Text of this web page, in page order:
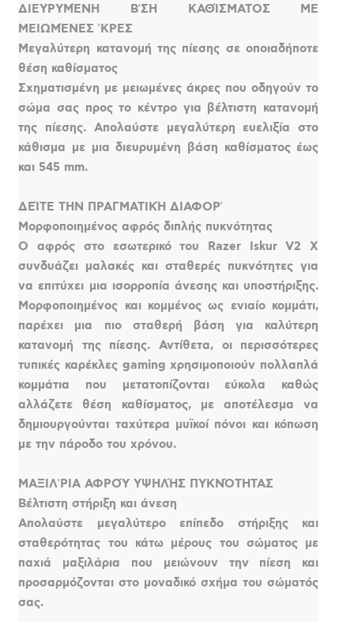
ΔΙΕΥΡΥΜΈΝΗ ΒʼΣΗ ΚΑΘΊΣΜΑΤΟΣ ΜΕ
ΜΕΙΩΜΈΝΕΣ ʼΚΡΕΣ
Μεγαλύτερη κατανομή της πίεσης σε οποιαδήποτε
θέση καθίσματος
Σχηματισμένη με μειωμένες άκρες που οδηγούν το
σώμα σας προς το κέντρο για βέλτιστη κατανομή
της πίεσης. Απολαύστε μεγαλύτερη ευελιξία στο
κάθισμα με μια διευρυμένη βάση καθίσματος έως
και 545 mm.
ΔΕΊΤΕ ΤΗΝ ΠΡΑΓΜΑΤΙΚΉ ΔΙΑΦΟΡʼ
Μορφοποιημένος αφρός διπλής πυκνότητας
Ο αφρός στο εσωτερικό του Razer Iskur V2 X
συνδυάζει μαλακές και σταθερές πυκνότητες για
να επιτύχει μια ισορροπία άνεσης και υποστήριξης.
Μορφοποιημένος και κομμένος ως ενιαίο κομμάτι,
παρέχει μια πιο σταθερή βάση για καλύτερη
κατανομή της πίεσης. Αντίθετα, οι περισσότερες
τυπικές καρέκλες gaming χρησιμοποιούν πολλαπλά
κομμάτια που μετατοπίζονται εύκολα καθώς
αλλάζετε θέση καθίσματος, με αποτέλεσμα να
δημιουργούνται ταχύτερα μυϊκοί πόνοι και κόπωση
με την πάροδο του χρόνου.
ΜΑΞΙΛʼΡΙΑ ΑΦΡΟΎ ΥΨΗΛΉΣ ΠΥΚΝΌΤΗΤΑΣ
Βέλτιστη στήριξη και άνεση
Απολαύστε μεγαλύτερο επίπεδο στήριξης και
σταθερότητας του κάτω μέρους του σώματος με
παχιά μαξιλάρια που μειώνουν την πίεση και
προσαρμόζονται στο μοναδικό σχήμα του σώματός
σας.